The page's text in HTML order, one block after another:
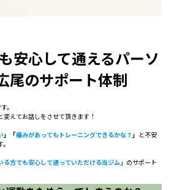
安心して通えるパーソ
尾のサポート体制
。
えてお話しをさせて頂きます！
」「痛みがあってもトレーニングできるかな？ 」 と不安
る方でも安心して通っていただける当ジム 」のサポート